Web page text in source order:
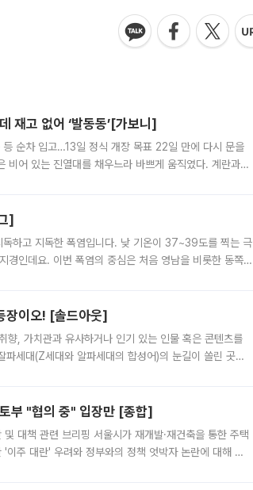
재고 없어 ‘발동동’[가보니]
순차 입고…13일 정식 개장 목표 22일 만에 다시 문을
비어 있는 진열대를 채우느라 바쁘게 움직였다. 계란과
]
독하고 지독한 폭염입니다. 낮 기온이 37~39도를 찍는 극
인데요. 이번 폭염의 중심은 처음 영남을 비롯한 동쪽
장이오! [솔드아웃]
향, 가치관과 유사하거나 인기 있는 인물 혹은 콘텐츠를
세대(Z세대와 알파세대의 합성어)의 눈길이 쏠린 곳은
부 "협의 중" 입장만 [종합]
대책 관련 브리핑 서울시가 재개발·재건축을 통한 주택
주 대란' 우려와 정부와의 정책 엇박자 논란에 대해 정